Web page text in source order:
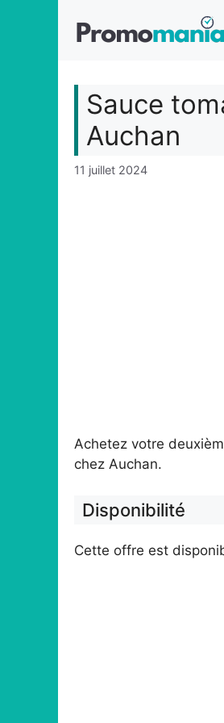
Sauce
Auchan
11 juillet 2024
Achetez votre
chez Auchan.
Disponibilité
Cette offre est